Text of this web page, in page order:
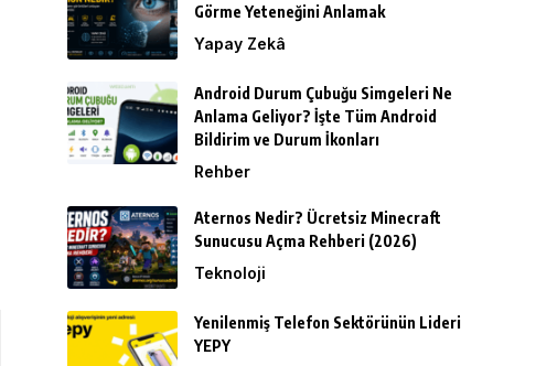
Görme Yeteneğini Anlamak
Yapay Zekâ
Android Durum Çubuğu Simgeleri Ne
Anlama Geliyor? İşte Tüm Android
Bildirim ve Durum İkonları
Rehber
Aternos Nedir? Ücretsiz Minecraft
Sunucusu Açma Rehberi (2026)
Teknoloji
Yenilenmiş Telefon Sektörünün Lideri
YEPY